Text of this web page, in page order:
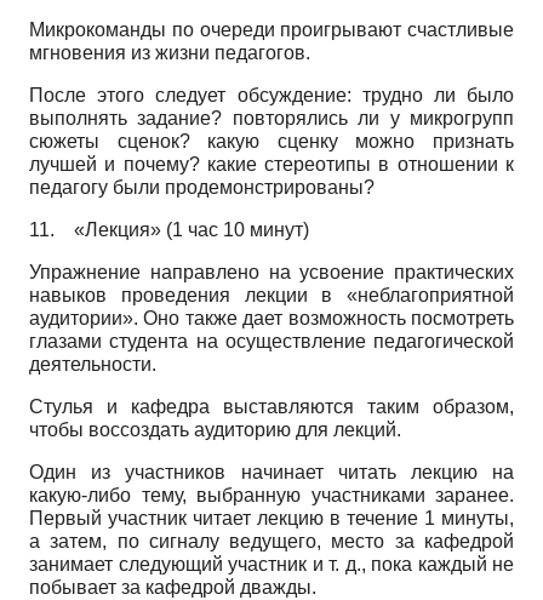
Микрокоманды по очереди проигрывают счастливые
мгновения из жизни педагогов.
После этого следует обсуждение: трудно ли было
выполнять задание? повторялись ли у микрогрупп
сюжеты сценок? какую сценку можно признать
лучшей и почему? какие стереотипы в отношении к
педагогу были продемонстрированы?
11. «Лекция» (1 час 10 минут)
Упражнение направлено на усвоение практических
навыков проведения лекции в «неблагоприятной
аудитории». Оно также дает возможность посмотреть
глазами студента на осуществление педагогической
деятельности.
Стулья и кафедра выставляются таким образом,
чтобы воссоздать аудиторию для лекций.
Один из участников начинает читать лекцию на
какую-либо тему, выбранную участниками заранее.
Первый участник читает лекцию в течение 1 минуты,
а затем, по сигналу ведущего, место за кафедрой
занимает следующий участник и т. д., пока каждый не
побывает за кафедрой дважды.